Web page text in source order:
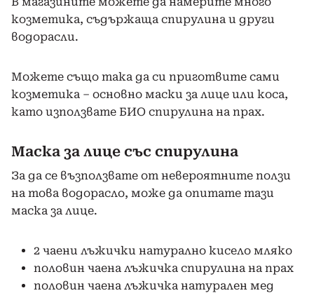
козметика, съдържаща спирулина и други
водорасли.
Можете също така да си приготвите сами
козметика – основно маски за лице или коса,
като използвате БИО спирулина на прах.
Маска за лице със спирулина
За да се възползвате от невероятните ползи
на това водорасло, може да опитате тази
маска за лице.
2 чаени лъжички натурално кисело мляко
половин чаена лъжичка спирулина на прах
половин чаена лъжичка натурален мед